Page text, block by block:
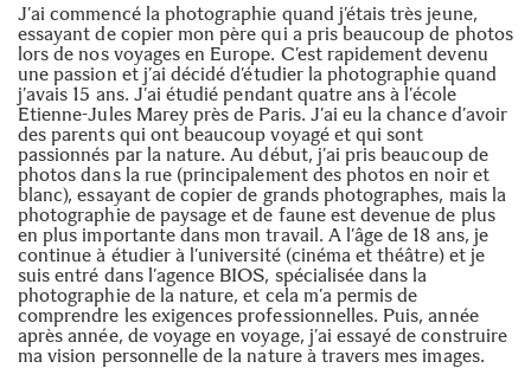
J’ai commencé la photographie quand j’étais très jeune,
essayant de copier mon père qui a pris beaucoup de photos
lors de nos voyages en Europe. C’est rapidement devenu
une passion et j’ai décidé d’étudier la photographie quand
j’avais 15 ans. J’ai étudié pendant quatre ans à l’école
Etienne-Jules Marey près de Paris. J’ai eu la chance d’avoir
des parents qui ont beaucoup voyagé et qui sont
passionnés par la nature. Au début, j’ai pris beaucoup de
photos dans la rue (principalement des photos en noir et
blanc), essayant de copier de grands photographes, mais la
photographie de paysage et de faune est devenue de plus
en plus importante dans mon travail. A l’âge de 18 ans, je
continue à étudier à l’université (cinéma et théâtre) et je
suis entré dans l’agence BIOS, spécialisée dans la
photographie de la nature, et cela m’a permis de
comprendre les exigences professionnelles. Puis, année
après année, de voyage en voyage, j’ai essayé de construire
ma vision personnelle de la nature à travers mes images.